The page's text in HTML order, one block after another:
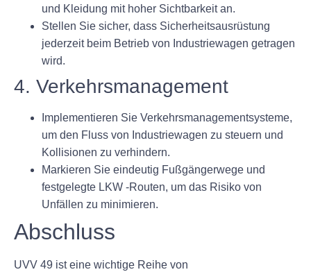
und Kleidung mit hoher Sichtbarkeit an.
Stellen Sie sicher, dass Sicherheitsausrüstung
jederzeit beim Betrieb von Industriewagen getragen
wird.
4. Verkehrsmanagement
Implementieren Sie Verkehrsmanagementsysteme,
um den Fluss von Industriewagen zu steuern und
Kollisionen zu verhindern.
Markieren Sie eindeutig Fußgängerwege und
festgelegte LKW -Routen, um das Risiko von
Unfällen zu minimieren.
Abschluss
UVV 49 ist eine wichtige Reihe von